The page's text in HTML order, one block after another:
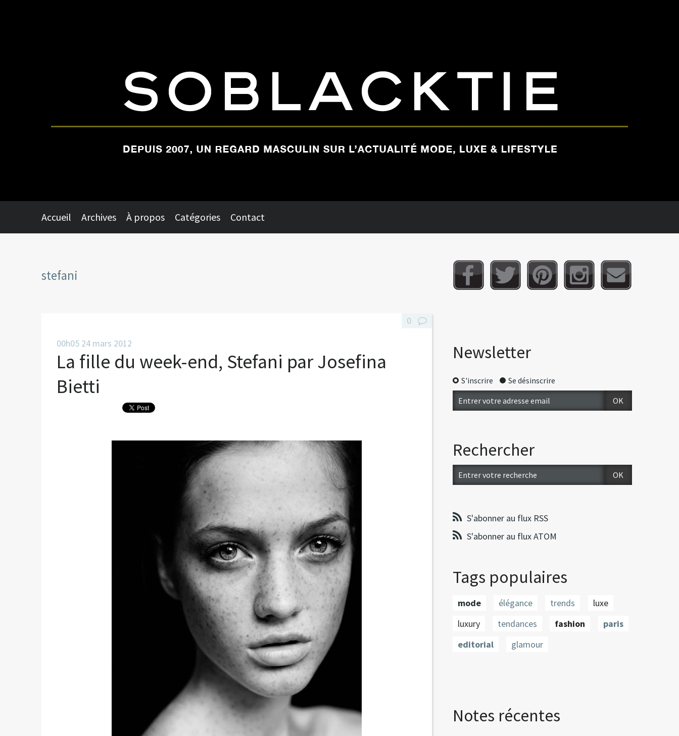
Accueil Archives À propos Catégories Contact
stefani
00h05 24 mars 2012
La fille du week-end, Stefani par Josefina
Bietti
0
Newsletter
S'inscrire Se désinscrire
Rechercher
S'abonner au flux RSS
S'abonner au flux ATOM
Tags populaires
mode élégance trends
luxe
luxury
tendances fashion
paris
editorial
glamour
Notes récentes